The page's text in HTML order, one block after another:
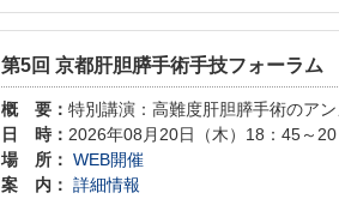
第5回 京都肝胆膵手術手技フォーラム
概 要： 特別講演：高難度肝胆膵手術のア
日 時： 2026年08月20日（木）18：45～
場 所： WEB開催
案 内： 詳細情報